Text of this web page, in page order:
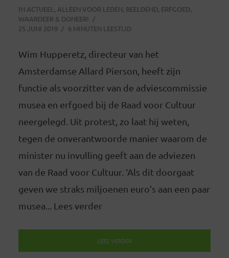
IN ACTUEEL , ALLEEN VOOR LEDEN, BEELDEND, ERFGOED,
WAARDEER & DONEER!
25 JUNI 2019
6 MINUTEN LEESTIJD
Wim Hupperetz, directeur van het
Amsterdamse Allard Pierson, heeft zijn
functie als voorzitter van de adviescommissie
musea en erfgoed bij de Raad voor Cultuur
neergelegd. Uit protest, zo laat hij weten,
tegen de onverantwoorde manier waarom de
minister nu invulling geeft aan de adviezen
van de Raad voor Cultuur. ‘Als dit doorgaat
geven we straks miljoenen euro’s aan een paar
musea... Lees verder
LEES VERDER